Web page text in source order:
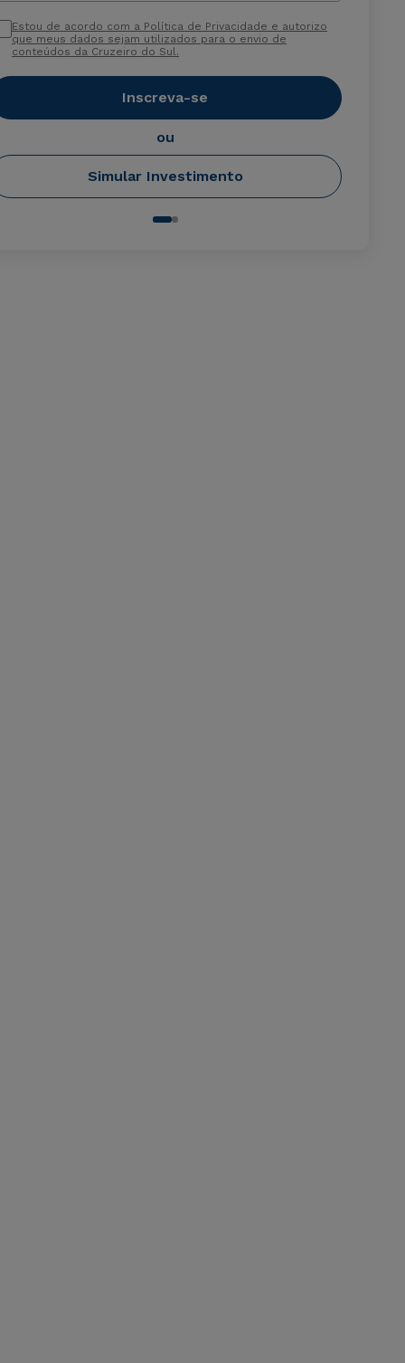
Estou de acordo com a Política de Privacidade e autorizo
que meus dados sejam utilizados para o envio de
conteúdos da Cruzeiro do Sul.
Inscreva-se
ou
Simular Investimento